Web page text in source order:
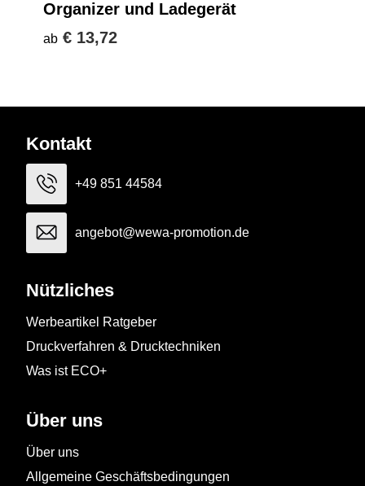
Organizer und Ladegerät
ab € 13,72
Kontakt
+49 851 44584
angebot@wewa-promotion.de
Nützliches
Werbeartikel Ratgeber
Druckverfahren & Drucktechniken
Was ist ECO+
Über uns
Über uns
Allgemeine Geschäftsbedingungen